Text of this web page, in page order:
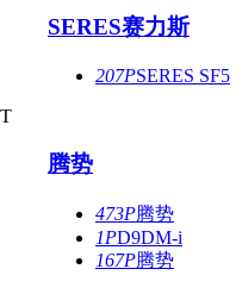
SERES赛力斯
207PSERES SF5
T
腾势
473P腾势
1PD9DM-i
167P腾势